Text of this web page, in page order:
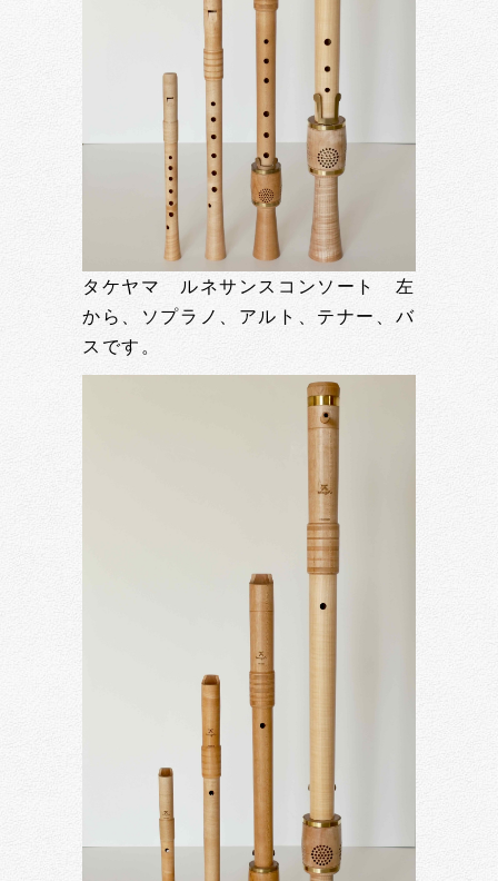
タケヤマ ルネサンスコンソート 左
から、ソプラノ、アルト、テナー、バ
スです。